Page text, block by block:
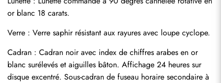
or blanc 18 carats.
Verre : Verre saphir résistant aux rayures avec loupe cyclope.
Cadran : Cadran noir avec index de chiffres arabes en or
blanc surélevés et aiguilles bâton. Affichage 24 heures sur
disque excentré. Sous-cadran de fuseau horaire secondaire à